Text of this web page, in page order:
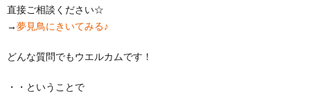
直接ご相談ください☆
→夢見鳥にきいてみる♪
どんな質問でもウエルカムです！
・・ということで